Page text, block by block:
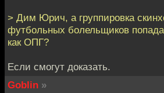
> Дим Юрич, а группировка
футбольных болельщиков
как ОПГ?
Если смогут доказать.
Goblin »